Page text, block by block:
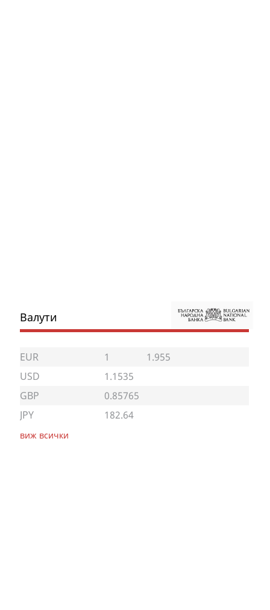
Валути
EUR 1
1.955
USD
1.1535
GBP
0.85765
JPY
182.64
виж всички